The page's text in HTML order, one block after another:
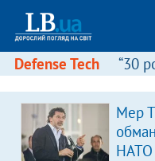
Defense Tech “30
Мер
НАТО